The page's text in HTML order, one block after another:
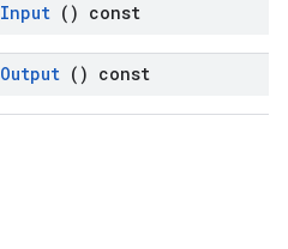
Input () const
Output () const